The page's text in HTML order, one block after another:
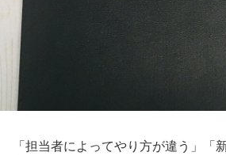
「担当者によってやり方が違う」「